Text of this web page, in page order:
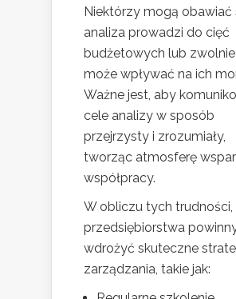
Niektórzy mogą obawiać
analiza prowadzi do cięć
budżetowych lub
może wpływać na ich
Ważne jest, aby
cele analizy w sposób
przejrzysty i zrozumiały,
tworząc atmosferę
współpracy.
W obliczu tych trudności,
przedsiębiorstwa
wdrożyć skuteczne
zarządzania, takie jak: